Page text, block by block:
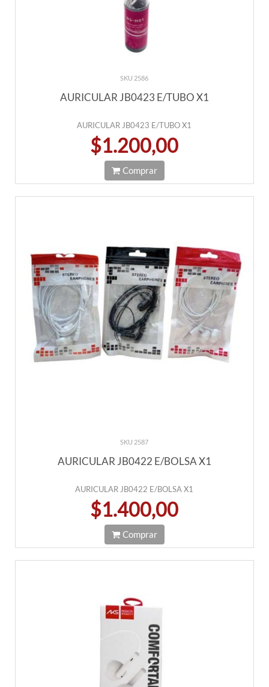
SKU 2586
AURICULAR JB0423 E/TUBO X1
AURICULAR JB0423 E/TUBO X1
$1.200,00
Comprar
SKU 2587
AURICULAR JB0422 E/BOLSA X1
AURICULAR JB0422 E/BOLSA X1
$1.400,00
Comprar